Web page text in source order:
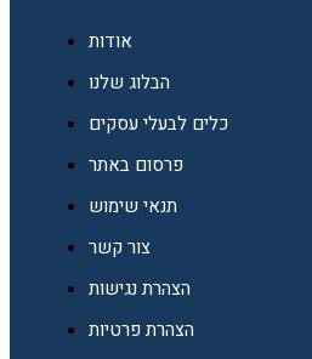
אודות
הבלוג שלנו
כלים לבעלי עסקים
פרסום באתר
תנאי שימוש
צור קשר
הצהרת נגישות
הצהרת פרטיות